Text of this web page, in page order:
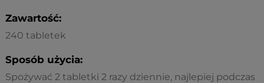
Zawartość:
240 tabletek
Sposób użycia:
Spożywać 2 tabletki 2 razy dziennie, najlepiej podczas